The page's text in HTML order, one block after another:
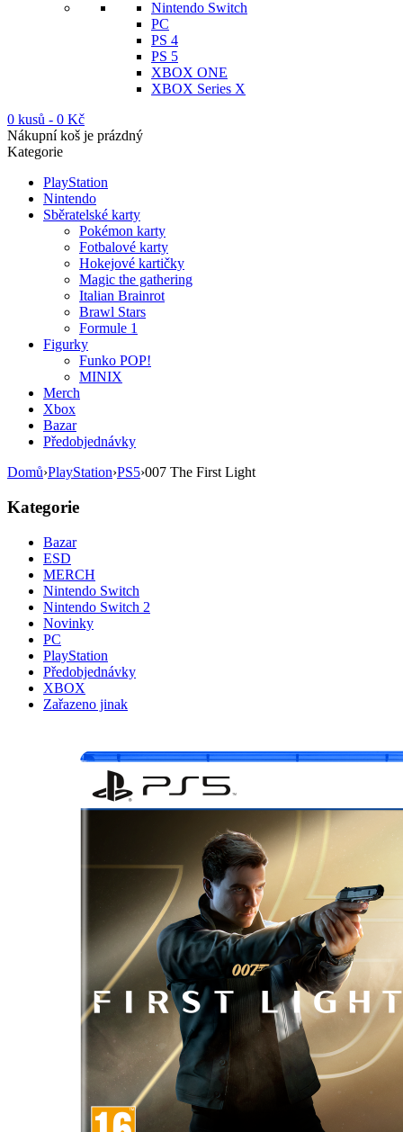
Nintendo Switch
PC
PS 4
PS 5
XBOX ONE
XBOX Series X
0 kusů - 0 Kč
Nákupní koš je prázdný
Kategorie
PlayStation
Nintendo
Sběratelské karty
Pokémon karty
Fotbalové karty
Hokejové kartičky
Magic the gathering
Italian Brainrot
Brawl Stars
Formule 1
Figurky
Funko POP!
MINIX
Merch
Xbox
Bazar
Předobjednávky
Domů›PlayStation›PS5›007 The First Light
Kategorie
Bazar
ESD
MERCH
Nintendo Switch
Nintendo Switch 2
Novinky
PC
PlayStation
Předobjednávky
XBOX
Zařazeno jinak